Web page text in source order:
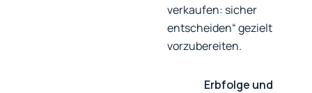
verkaufen: sicher
entscheiden“ gezielt
vorzubereiten.
Erbfolge und